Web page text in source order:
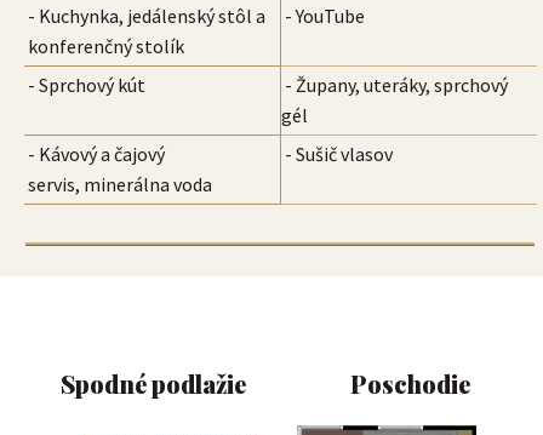
- Kuchynka, jedálenský stôl a
konferenčný stolík
- YouTube
- Sprchový kút
- Župany, uteráky, sprchový
gél
- Kávový a čajový
servis, minerálna voda
- Sušič vlasov
Spodné podlažie Poschodie